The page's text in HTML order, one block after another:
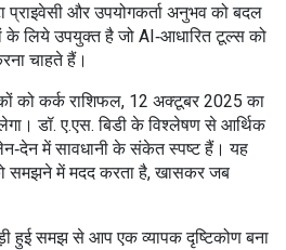
प्राइवेसी और उपयोगकर्ता अनुभव को बदल
के लिये उपयुक्त है जो AI‑आधारित टूल्स को
चाहते हैं।
कोकर्क राशिफल, 12 अक्टूबर 2025 का
डॉ. ए.एस. बिडी के विश्लेषण से आर्थिक
में सावधानी के संकेत स्पष्ट हैं। यह
समझने में मदद करता है, खासकर जब
हुई समझ से आप एक व्यापक दृष्टिकोण बना